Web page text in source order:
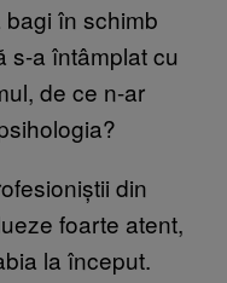
în schimb
s-a întâmplat cu
de ce n-ar
din
foarte atent,
la început.